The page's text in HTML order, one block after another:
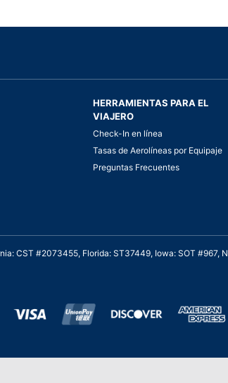
HERRAMIENTAS PARA EL
VIAJERO
Check-In en línea
Tasas de Aerolíneas por Equipaje
Preguntas Frecuentes
CST #2073455, Florida: ST37449, Iowa: SOT #967,